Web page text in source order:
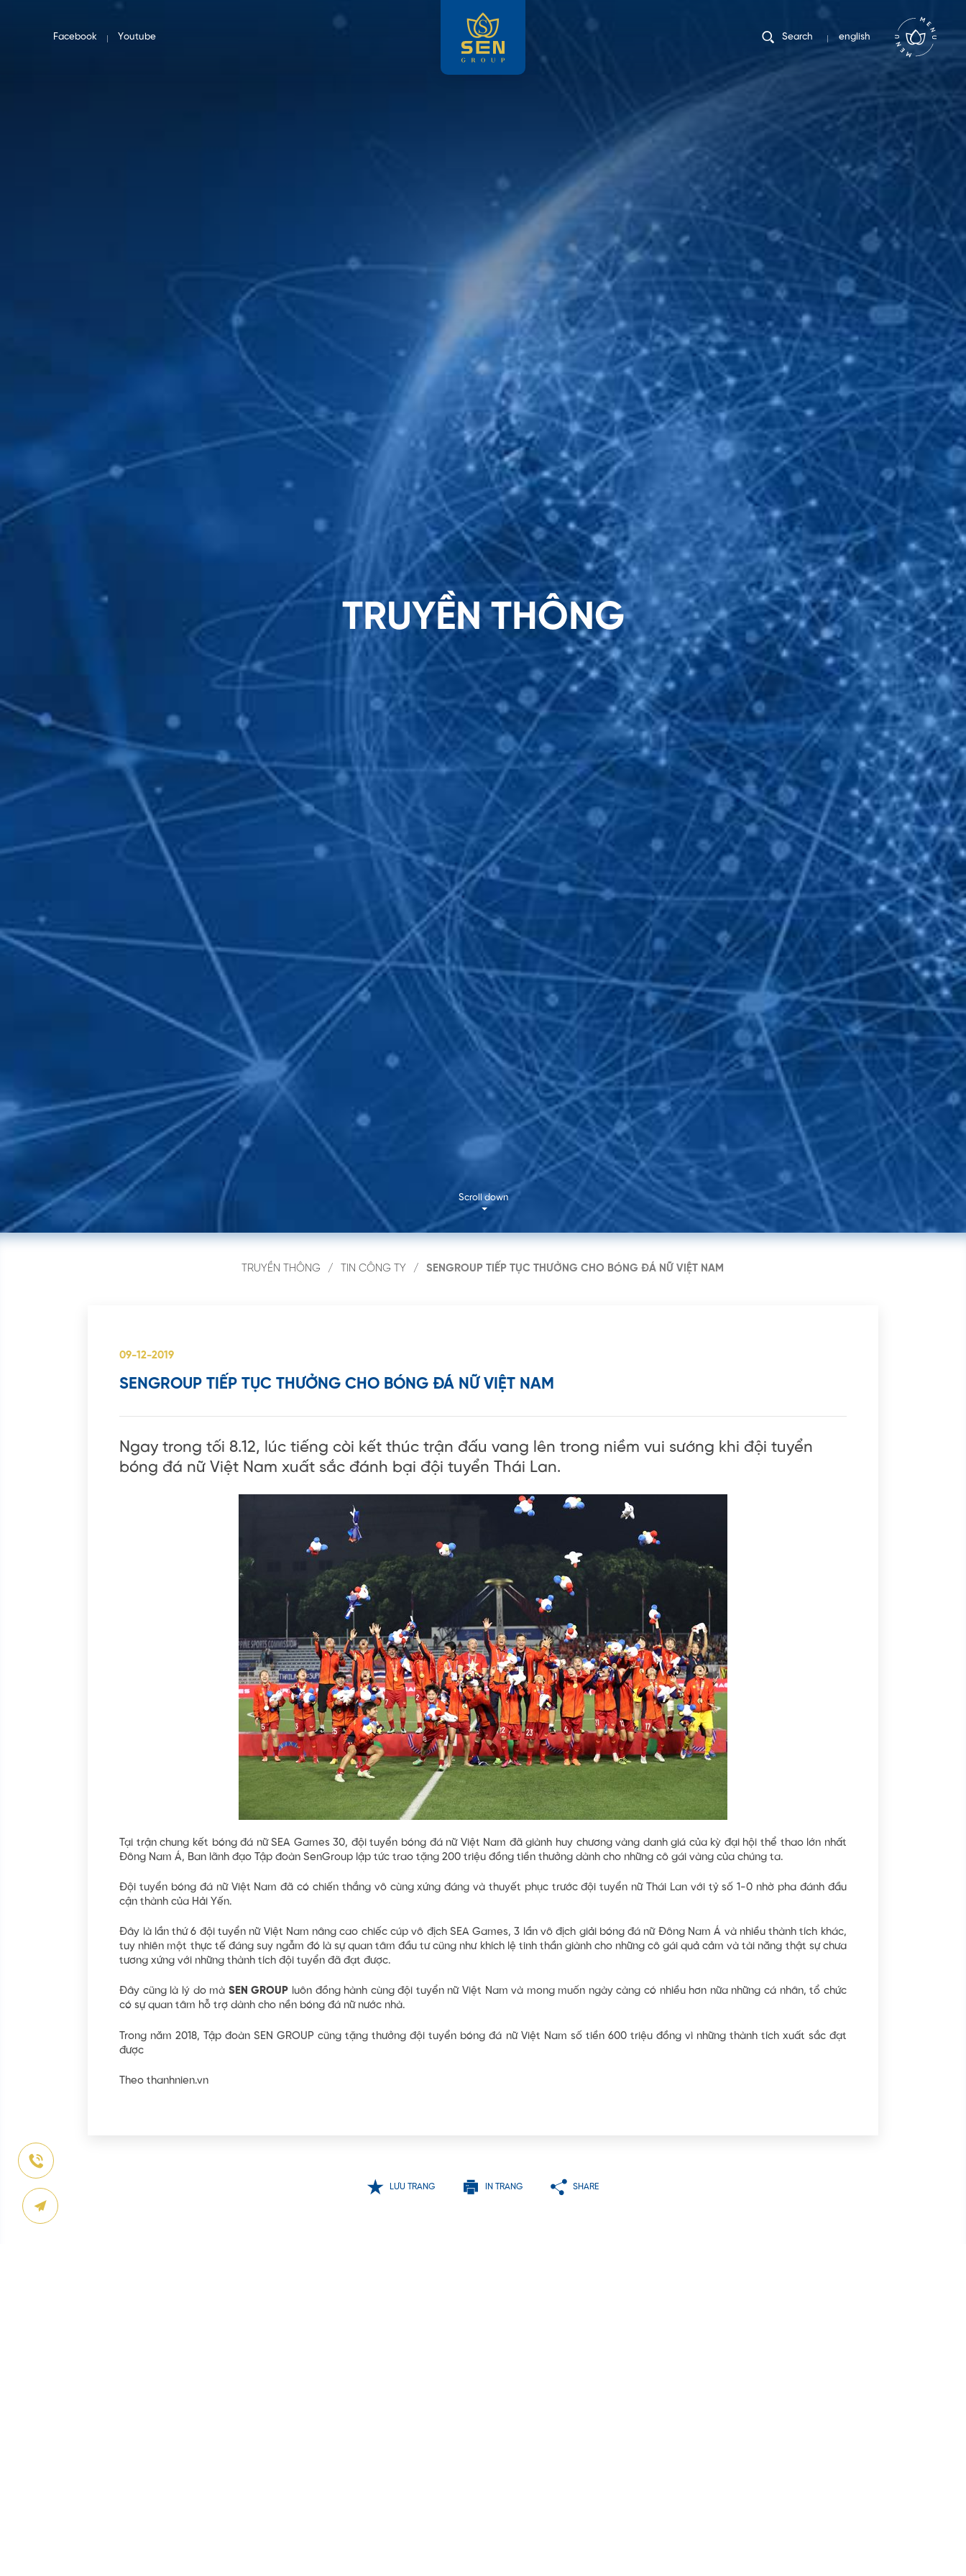
Search english
Facebook Youtube
TRUYỀN THÔNG
Scroll down
TRUYỀN THÔNG TIN CÔNG TY SENGROUP TIẾP TỤC THƯỞNG CHO BÓNG ĐÁ NỮ VIỆT NAM
09-12-2019
SENGROUP TIẾP TỤC THƯỞNG CHO BÓNG ĐÁ NỮ VIỆT NAM
Ngay trong tối 8.12, lúc tiếng còi kết thúc trận đấu vang lên trong niềm vui sướng khi đội tuyển
bóng đá nữ Việt Nam xuất sắc đánh bại đội tuyển Thái Lan.
Tại trận chung kết bóng đá nữ SEA Games 30, đội tuyển bóng đá nữ Việt Nam đã giành huy chương vàng danh giá của kỳ đại hội thể thao lớn nhất
Đông Nam Á, Ban lãnh đạo Tập đoàn SenGroup lập tức trao tặng 200 triệu đồng tiền thưởng dành cho những cô gái vàng của chúng ta.
Đội tuyển bóng đá nữ Việt Nam đã có chiến thắng vô cùng xứng đáng và thuyết phục trước đội tuyển nữ Thái Lan với tỷ số 1-0 nhờ pha đánh đầu
cận thành của Hải Yến.
Đây là lần thứ 6 đội tuyển nữ Việt Nam nâng cao chiếc cúp vô địch SEA Games, 3 lần vô địch giải bóng đá nữ Đông Nam Á và nhiều thành tích khác,
tuy nhiên một thực tế đáng suy ngẫm đó là sự quan tâm đầu tư cũng như khích lệ tinh thần giành cho những cô gái quả cảm và tài năng thật sự chưa
tương xứng với những thành tích đội tuyển đã đạt được.
Đây cũng là lý do mà SEN GROUP luôn đồng hành cùng đội tuyển nữ Việt Nam và mong muốn ngày càng có nhiều hơn nữa những cá nhân, tổ chức
có sự quan tâm hỗ trợ dành cho nền bóng đá nữ nước nhà.
Trong năm 2018, Tập đoàn SEN GROUP cũng tặng thưởng đội tuyển bóng đá nữ Việt Nam số tiền 600 triệu đồng vì những thành tích xuất sắc đạt
được
Theo thanhnien.vn
LƯU TRANG IN TRANG SHARE
ĐĂNG KÝ NHẬN TIN
Để biết thêm chi tiết về các dự án, vui lòng để lại thông tin liên hệ,
bộ phận kinh doanh của chúng tôi sẽ chủ động liên hệ trực tiếp tới
Quý khách. Trân trọng.
Họ tên
*
Điện thoại
GỬI
THÔNG TIN LIÊN HỆ
02 862 742 060 - 0932 92 94 96
info@sengroup.net
11 Nguyễn Công Trứ, Phường Sài
Gòn, Quận 1, TP. HCM
Tìm
kiếm
...